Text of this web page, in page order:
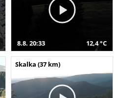
8.8. 20:33 12,4 °C
Skalka (37 km)